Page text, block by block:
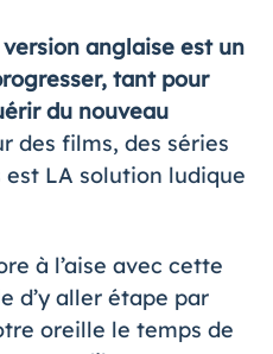
anglaise est un
tant pour
du nouveau
des films, des séries
est LA solution ludique
à l’aise avec cette
d’y aller étape par
oreille le temps de